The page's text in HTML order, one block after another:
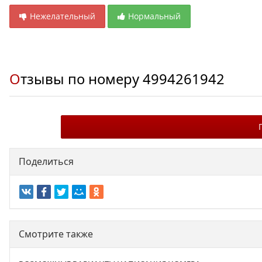
Нежелательный Нормальный
Отзывы по номеру4994261942
Поделиться
Смотрите также